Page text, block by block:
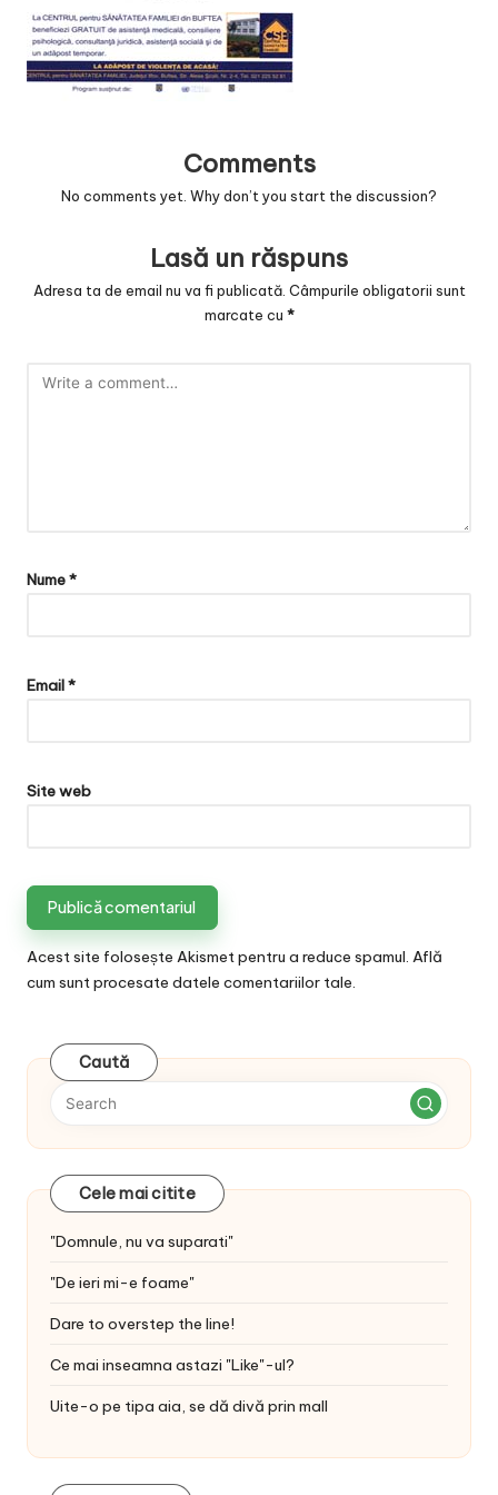
v
a
c
Comments
No comments yet. Why don’t you start the discussion?
Lasă un răspuns
Adresa ta de email nu va fi publicată. Câmpurile obligatorii sunt
marcate cu *
Nume*
Email*
Site web
Acest site folosește Akismet pentru a reduce spamul. Află
cum sunt procesate datele comentariilor tale.
Caută
Cele mai citite
"Domnule, nu va suparati"
"De ieri mi-e foame"
Dare to overstep the line!
Ce mai inseamna astazi "Like"-ul?
Uite-o pe tipa aia, se dă divă prin mall